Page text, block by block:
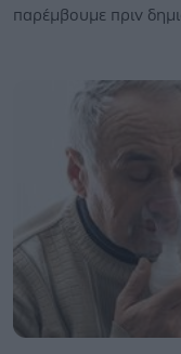
παρέμβουμε πριν